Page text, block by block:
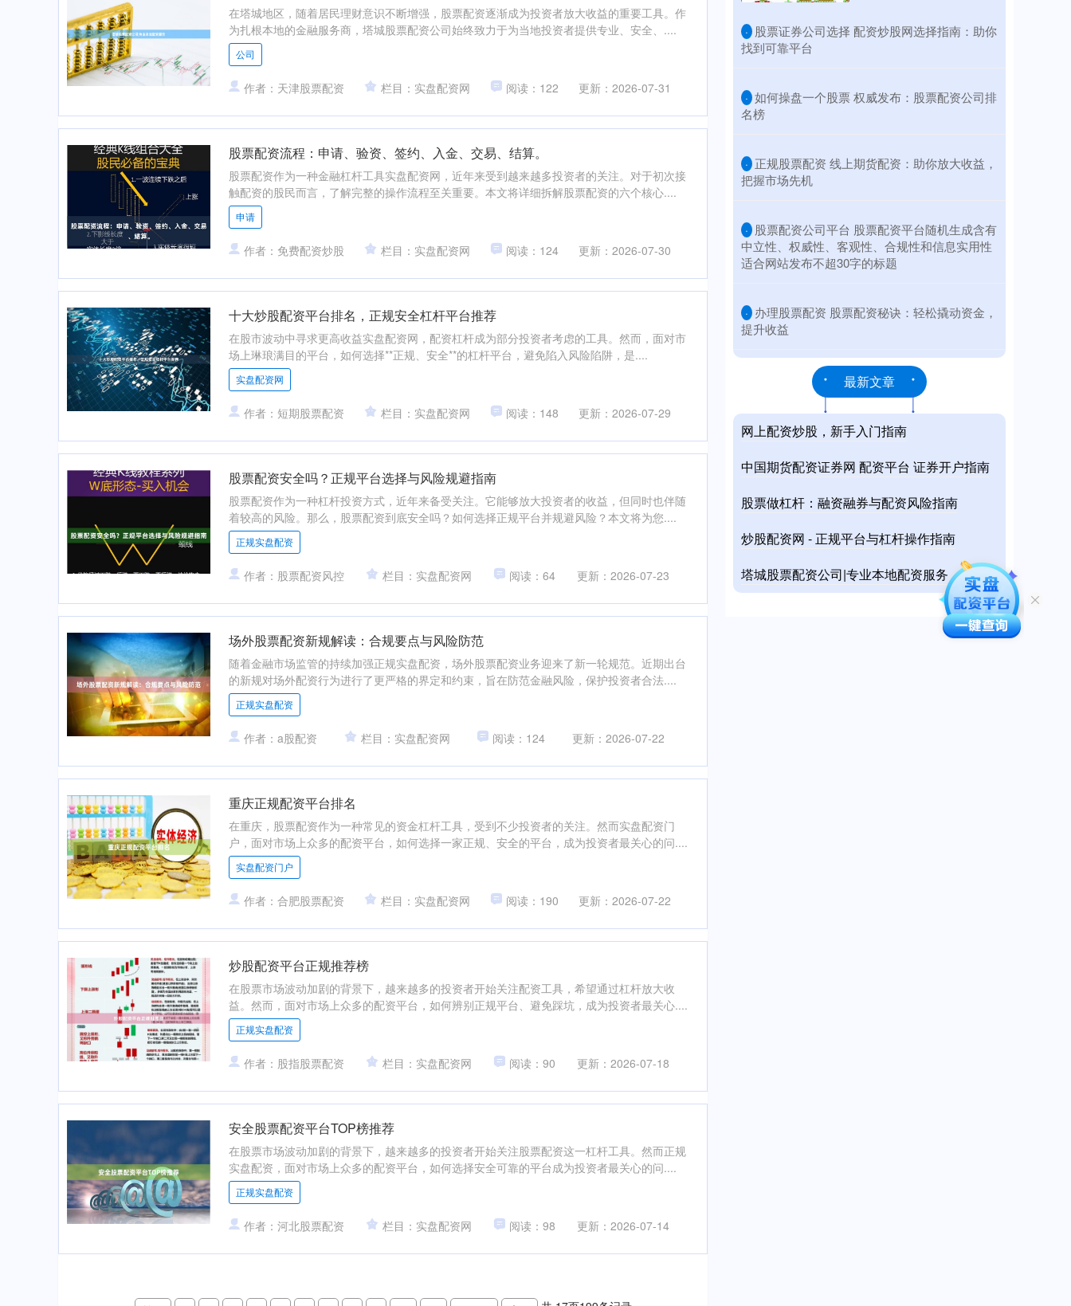
在塔城地区，随着居民理财意识不断增强，股票配资逐渐成为投资者放大收益的重要工具。作
为扎根本地的金融服务商，塔城股票配资公司始终致力于为当地投资者提供专业、安全、....
公司
作者：天津股票配资 栏目：实盘配资网 阅读：122 更新：2026-07-31
股票配资流程：申请、验资、签约、入金、交易、结算。
股票配资作为一种金融杠杆工具实盘配资网，近年来受到越来越多投资者的关注。对于初次接
触配资的股民而言，了解完整的操作流程至关重要。本文将详细拆解股票配资的六个核心....
申请
作者：免费配资炒股 栏目：实盘配资网 阅读：124 更新：2026-07-30
十大炒股配资平台排名，正规安全杠杆平台推荐
在股市波动中寻求更高收益实盘配资网，配资杠杆成为部分投资者考虑的工具。然而，面对市
场上琳琅满目的平台，如何选择**正规、安全**的杠杆平台，避免陷入风险陷阱，是....
实盘配资网
作者：短期股票配资 栏目：实盘配资网 阅读：148 更新：2026-07-29
股票配资安全吗？正规平台选择与风险规避指南
股票配资作为一种杠杆投资方式，近年来备受关注。它能够放大投资者的收益，但同时也伴随
着较高的风险。那么，股票配资到底安全吗？如何选择正规平台并规避风险？本文将为您....
正规实盘配资
作者：股票配资风控 栏目：实盘配资网 阅读：64 更新：2026-07-23
场外股票配资新规解读：合规要点与风险防范
随着金融市场监管的持续加强正规实盘配资，场外股票配资业务迎来了新一轮规范。近期出台
的新规对场外配资行为进行了更严格的界定和约束，旨在防范金融风险，保护投资者合法....
正规实盘配资
作者：a股配资 栏目：实盘配资网 阅读：124 更新：2026-07-22
重庆正规配资平台排名
在重庆，股票配资作为一种常见的资金杠杆工具，受到不少投资者的关注。然而实盘配资门
户，面对市场上众多的配资平台，如何选择一家正规、安全的平台，成为投资者最关心的问....
实盘配资门户
作者：合肥股票配资 栏目：实盘配资网 阅读：190 更新：2026-07-22
炒股配资平台正规推荐榜
在股票市场波动加剧的背景下，越来越多的投资者开始关注配资工具，希望通过杠杆放大收
益。然而，面对市场上众多的配资平台，如何辨别正规平台、避免踩坑，成为投资者最关心....
正规实盘配资
作者：股指股票配资 栏目：实盘配资网 阅读：90 更新：2026-07-18
安全股票配资平台TOP榜推荐
在股票市场波动加剧的背景下，越来越多的投资者开始关注股票配资这一杠杆工具。然而正规
实盘配资，面对市场上众多的配资平台，如何选择安全可靠的平台成为投资者最关心的问....
正规实盘配资
作者：河北股票配资 栏目：实盘配资网 阅读：98 更新：2026-07-14
· ​股票证券公司选择 配资炒股网选择指南：助你
找到可靠平台
· ​如何操盘一个股票 权威发布：股票配资公司排
名榜
· ​正规股票配资 线上期货配资：助你放大收益，
把握市场先机
· ​股票配资公司平台 股票配资平台随机生成含有
中立性、权威性、客观性、合规性和信息实用性
适合网站发布不超30字的标题
· ​办理股票配资 股票配资秘诀：轻松撬动资金，
提升收益
最新文章
网上配资炒股，新手入门指南
中国期货配资证券网 配资平台 证券开户指南
股票做杠杆：融资融券与配资风险指南
炒股配资网 - 正规平台与杠杆操作指南
塔城股票配资公司|专业本地配资服务